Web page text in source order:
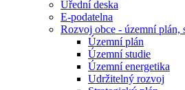
Úřední deska
E-podatelna
Rozvoj obce - územní plán,
Územní plán
Územní studie
Územní energetika
Udržitelný rozvoj